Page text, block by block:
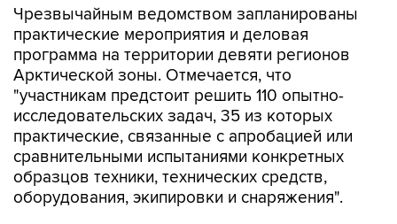
Чрезвычайным ведомством запланированы
практические мероприятия и деловая
программа на территории девяти регионов
Арктической зоны. Отмечается, что
"участникам предстоит решить 110 опытно-
исследовательских задач, 35 из которых
практические, связанные с апробацией или
сравнительными испытаниями конкретных
образцов техники, технических средств,
оборудования, экипировки и снаряжения".